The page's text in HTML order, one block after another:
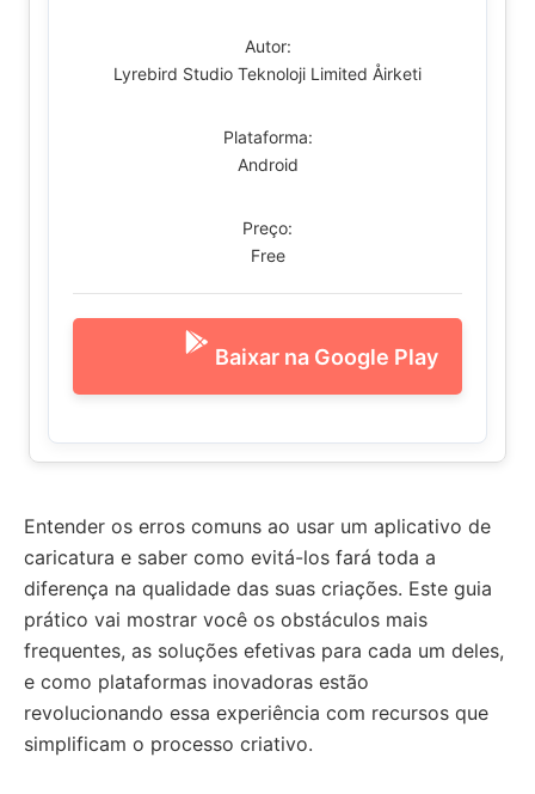
Autor:
Lyrebird Studio Teknoloji Limited Åirketi
Plataforma:
Android
Preço:
Free
Baixar na Google Play
Entender os erros comuns ao usar um aplicativo de
caricatura e saber como evitá-los fará toda a
diferença na qualidade das suas criações. Este guia
prático vai mostrar você os obstáculos mais
frequentes, as soluções efetivas para cada um deles,
e como plataformas inovadoras estão
revolucionando essa experiência com recursos que
simplificam o processo criativo.